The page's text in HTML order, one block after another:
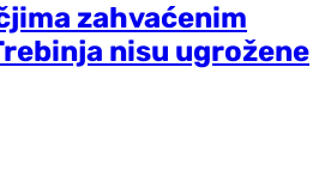
zahvaćenim
nisu ugrožene